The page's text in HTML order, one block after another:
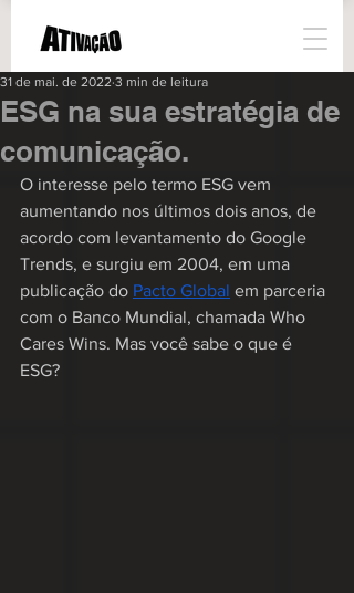
ESG na sua estratégia de
comunicação.
31 de mai. de 2022 3 min de leitura
O interesse pelo termo ESG vem
aumentando nos últimos dois anos, de
acordo com levantamento do Google
Trends, e surgiu em 2004, em uma
publicação do Pacto Global em parceria
com o Banco Mundial, chamada Who
Cares Wins. Mas você sabe o que é
ESG?